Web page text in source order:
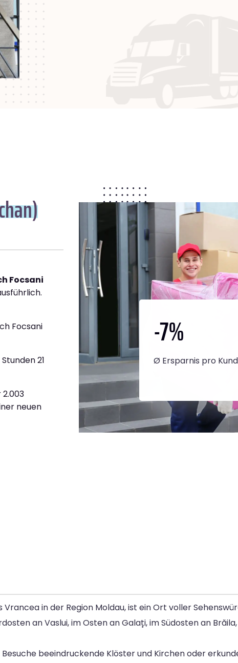
Focsani
Focsani
21
neuen
-7%
Ø Ersparnis pro
in der Region Moldau, ist ein Ort voller
an Vaslui, im Osten an Galați, im Südosten an
beeindruckende Klöster und Kirchen oder